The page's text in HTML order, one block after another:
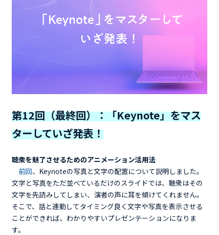
第12回（最終回）：「Keynote」をマス
ターしていざ発表！
聴衆を魅了させるためのアニメーション活用法
前回、Keynoteの写真と文字の配置について説明しました。
文字と写真をただ並べているだけのスライドでは、聴衆はその
文字を先読みしてしまい、演者の声に耳を傾けてくれません。
そこで、話と連動してタイミング良く文字や写真を表示させる
ことができれば、わかりやすいプレゼンテーションになりま
す。